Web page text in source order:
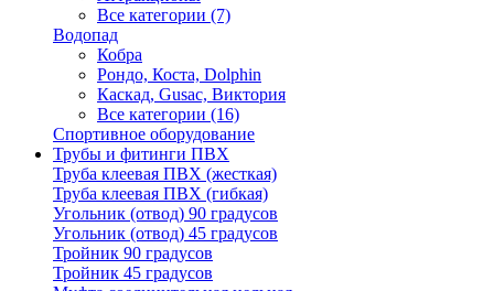
Все категории (7)
Водопад
Кобра
Рондо, Коста, Dolphin
Каскад, Gusac, Виктория
Все категории (16)
Спортивное оборудование
Трубы и фитинги ПВХ
Труба клеевая ПВХ (жесткая)
Труба клеевая ПВХ (гибкая)
Угольник (отвод) 90 градусов
Угольник (отвод) 45 градусов
Тройник 90 градусов
Тройник 45 градусов